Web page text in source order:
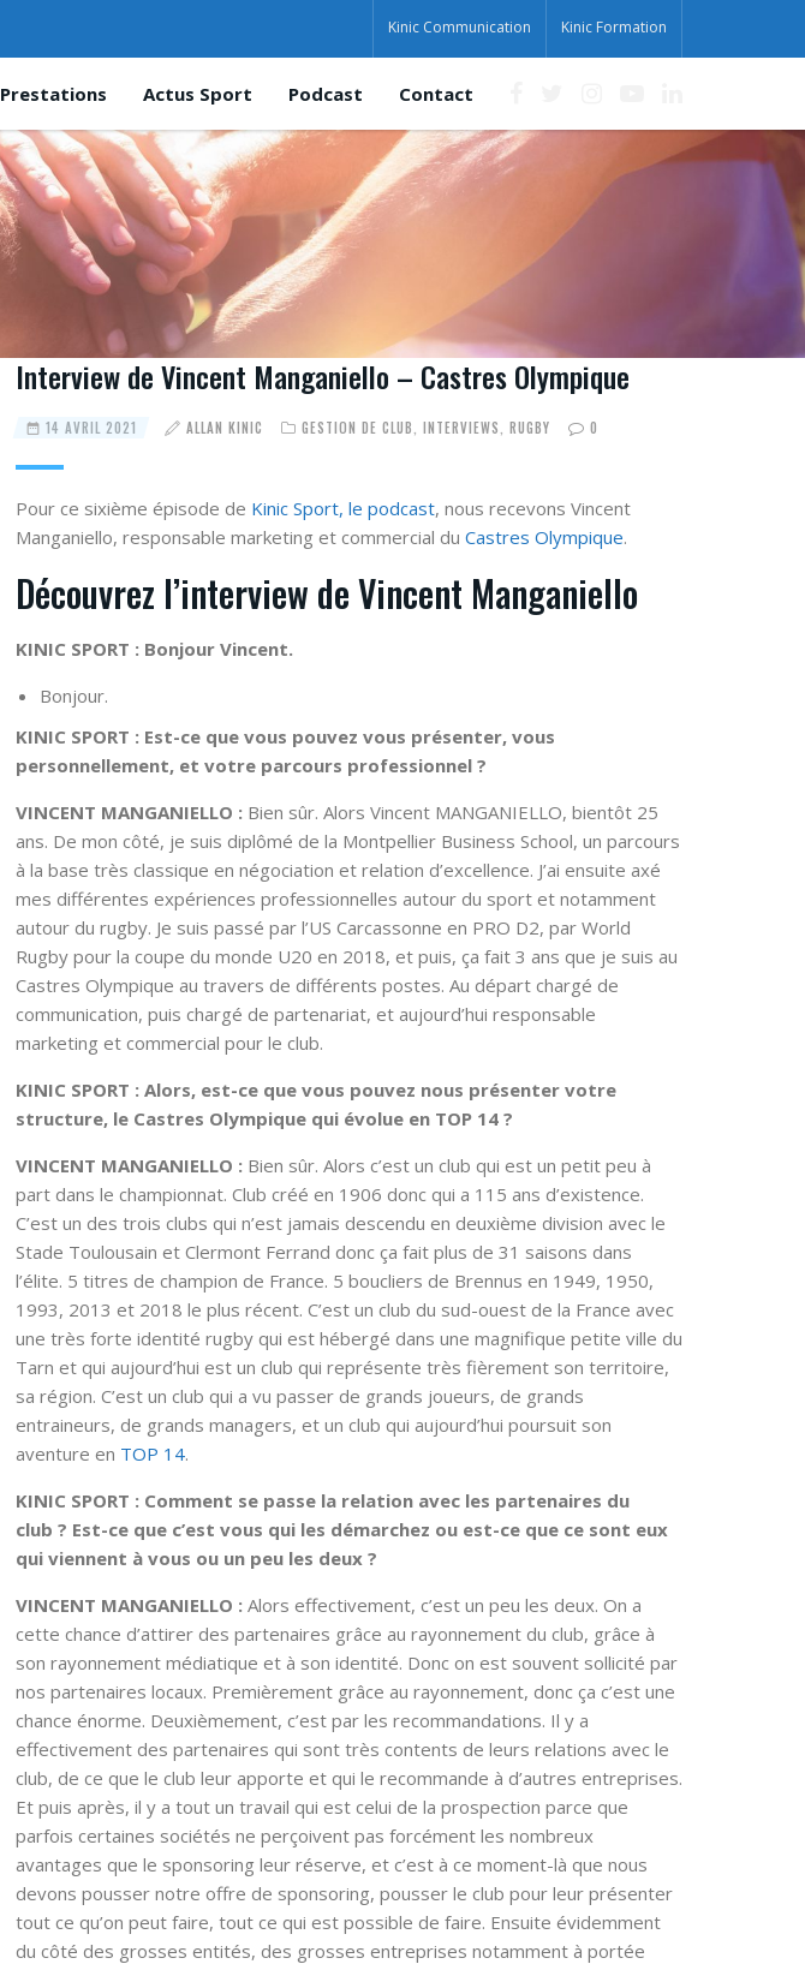
Kinic Communication Kinic Formation
Prestations Actus Sport Podcast Contact
Interview de Vincent Manganiello – Castres Olympique
14 AVRIL 2021 ALLAN KINIC GESTION DE CLUB INTERVIEWS RUGBY 0
Pour ce sixième épisode de Kinic Sport, le podcast, nous recevons Vincent
Manganiello, responsable marketing et commercial du Castres Olympique.
Découvrez l’interview de Vincent Manganiello
KINIC SPORT : Bonjour Vincent.
Bonjour.
KINIC SPORT : Est-ce que vous pouvez vous présenter, vous
personnellement, et votre parcours professionnel ?
VINCENT MANGANIELLO : Bien sûr. Alors Vincent MANGANIELLO, bientôt 25
ans. De mon côté, je suis diplômé de la Montpellier Business School, un parcours
à la base très classique en négociation et relation d’excellence. J’ai ensuite axé
mes différentes expériences professionnelles autour du sport et notamment
autour du rugby. Je suis passé par l’US Carcassonne en PRO D2, par World
Rugby pour la coupe du monde U20 en 2018, et puis, ça fait 3 ans que je suis au
Castres Olympique au travers de différents postes. Au départ chargé de
communication, puis chargé de partenariat, et aujourd’hui responsable
marketing et commercial pour le club.
KINIC SPORT : Alors, est-ce que vous pouvez nous présenter votre
structure, le Castres Olympique qui évolue en TOP 14 ?
VINCENT MANGANIELLO : Bien sûr. Alors c’est un club qui est un petit peu à
part dans le championnat. Club créé en 1906 donc qui a 115 ans d’existence.
C’est un des trois clubs qui n’est jamais descendu en deuxième division avec le
Stade Toulousain et Clermont Ferrand donc ça fait plus de 31 saisons dans
l’élite. 5 titres de champion de France. 5 boucliers de Brennus en 1949, 1950,
1993, 2013 et 2018 le plus récent. C’est un club du sud-ouest de la France avec
une très forte identité rugby qui est hébergé dans une magnifique petite ville du
Tarn et qui aujourd’hui est un club qui représente très fièrement son territoire,
sa région. C’est un club qui a vu passer de grands joueurs, de grands
entraineurs, de grands managers, et un club qui aujourd’hui poursuit son
aventure en TOP 14.
KINIC SPORT : Comment se passe la relation avec les partenaires du
club ? Est-ce que c’est vous qui les démarchez ou est-ce que ce sont eux
qui viennent à vous ou un peu les deux ?
VINCENT MANGANIELLO : Alors effectivement, c’est un peu les deux. On a
cette chance d’attirer des partenaires grâce au rayonnement du club, grâce à
son rayonnement médiatique et à son identité. Donc on est souvent sollicité par
nos partenaires locaux. Premièrement grâce au rayonnement, donc ça c’est une
chance énorme. Deuxièmement, c’est par les recommandations. Il y a
effectivement des partenaires qui sont très contents de leurs relations avec le
club, de ce que le club leur apporte et qui le recommande à d’autres entreprises.
Et puis après, il y a tout un travail qui est celui de la prospection parce que
parfois certaines sociétés ne perçoivent pas forcément les nombreux
avantages que le sponsoring leur réserve, et c’est à ce moment-là que nous
devons pousser notre offre de sponsoring, pousser le club pour leur présenter
tout ce qu’on peut faire, tout ce qui est possible de faire. Ensuite évidemment
du côté des grosses entités, des grosses entreprises notamment à portée